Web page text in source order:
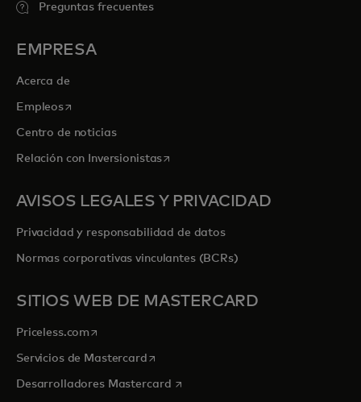
Preguntas frecuentes
EMPRESA
Acerca de
Empleosse abre en una pestaña nueva
Centro de noticias
Relación con Inversionistasse abre en una pestaña nueva
AVISOS LEGALES Y PRIVACIDAD
Privacidad y responsabilidad de datos
Normas corporativas vinculantes (BCRs)
SITIOS WEB DE MASTERCARD
Priceless.com se abre en una pestaña nueva
Servicios de Mastercardse abre en una pestaña nueva
Desarrolladores Mastercard se abre en una pestaña nueva